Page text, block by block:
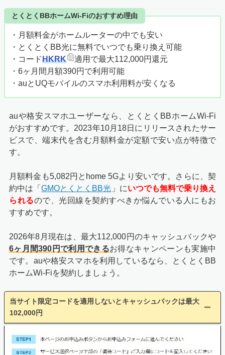
とくとくBBホームWi-Fiのおすすめ理由
・月額料金がホームルーターの中でも安い
・とくとくBB光に無料でいつでも乗り換え可能
・コードHKRK
適用で最大112,000円還元
・6ヶ月間月額390円で利用可能
・auとUQモバイルのスマホ利用料が安くなる
auや格安スマホユーザーなら、とくとくBBホームWi-Fi
がおすすめです。2023年10月18日にリリースされたサー
ビスで、端末代を含む月額料金が定額で安い点が特徴で
す。
月額料金も5,082円とhome 5Gより安いです。さらに、契
約中は「GMOとくとくBB光 」にいつでも無料で乗り換え
られるので、光回線を契約すべきか悩んでいる人にもお
すすめです。
2026年8月現在は、最大112,000円のキャッシュバックや
6ヶ月間390円で利用できるお得なキャンペーンも実施中
です。auや格安スマホを利用しているなら、とくとくBB
ホームWi-Fiを契約しましょう。
当サイト限定コードを適用しないとキャッシュバックは最大
102,000円